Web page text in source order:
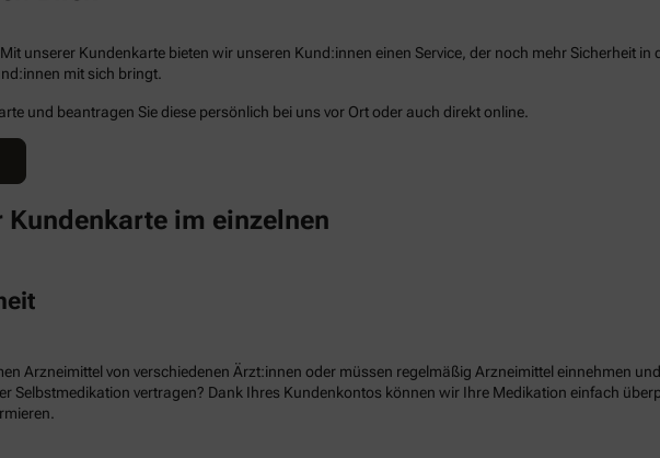
unserer Kundenkarte bieten wir unseren Kund:innen einen Service, der noch mehr Sicherheit
mit sich bringt.
und beantragen Sie diese persönlich bei uns vor Ort oder auch direkt online.
Kundenkarte im einzelnen
Arzneimittel von verschiedenen Ärzt:innen oder müssen regelmäßig Arzneimittel einnehmen
Selbstmedikation vertragen? Dank Ihres Kundenkontos können wir Ihre Medikation einfach